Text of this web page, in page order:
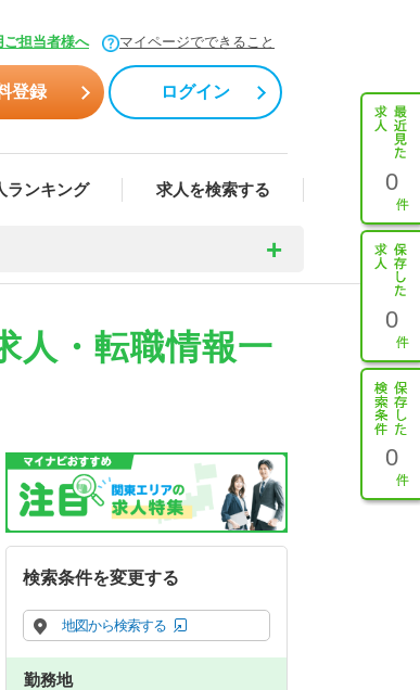
ご担当者様へ マイページでできること
登録 ログイン
ランキング 求人を検索する 0
0
0
人・転職情報一
検索条件を変更する
地図から検索する
勤務地